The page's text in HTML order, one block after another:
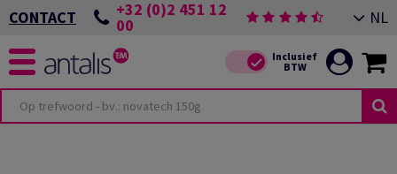
CONTACT +32 (0)2 451 12
00 NL